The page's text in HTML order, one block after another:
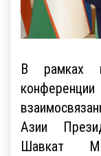
В рамках
Азии
Шавкат